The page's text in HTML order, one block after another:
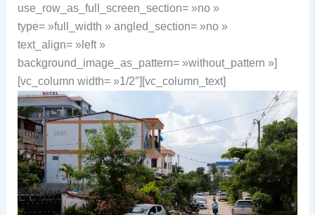
use_row_as_full_screen_section= »no »
type= »full_width » angled_section= »no »
text_align= »left »
background_image_as_pattern= »without_pattern »]
[vc_column width= »1/2″][vc_column_text]